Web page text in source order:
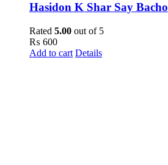
Hasidon K Shar Say Bacho
Rated 5.00 out of 5
₨ 600
Add to cart Details